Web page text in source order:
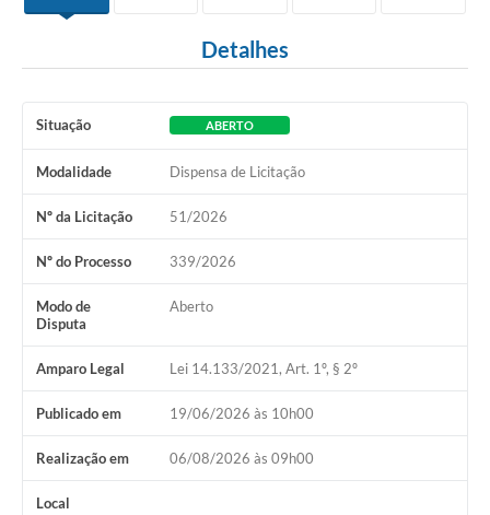
Detalhes
Situação ABERTO
Modalidade Dispensa de Licitação
Nº da Licitação 51/2026
Nº do Processo 339/2026
Modo de
Disputa
Aberto
Amparo Legal Lei 14.133/2021, Art. 1º, § 2º
Publicado em 19/06/2026 às 10h00
Realização em 06/08/2026 às 09h00
Local